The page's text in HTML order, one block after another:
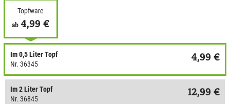
Topfware
ab 4,99 €
Im 0,5 Liter Topf
Nr. 36345
4,99 €
Im 2 Liter Topf
Nr. 36845
12,99 €